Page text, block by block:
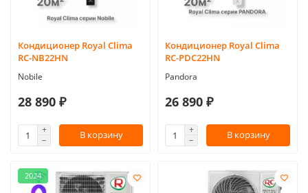
Кондиционер Royal Clima
RC-NB22HN
Nobile
28 890 ₽
В корзину
Кондиционер Royal Clima
RC-PDC22HN
Pandora
26 890 ₽
В корзину
2024